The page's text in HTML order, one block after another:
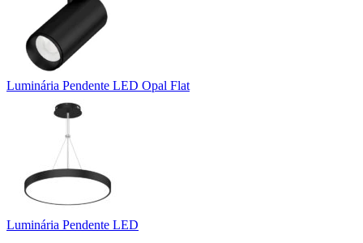
Luminária Pendente LED Opal Flat
Luminária Pendente LED